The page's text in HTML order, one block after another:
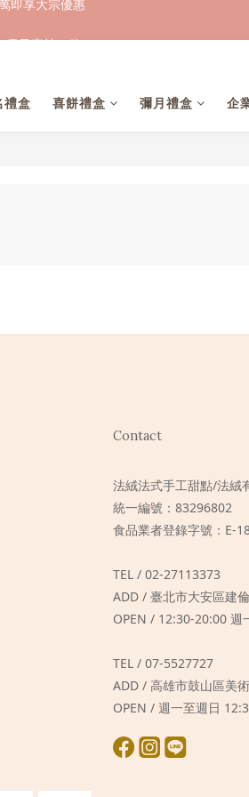
電子喜帖」💖
輸碼現折$100
禮盒 喜餅禮盒 彌月禮盒 企
Contact
法絨法式手工甜點/法絨
統一編號：83296802
食品業者登錄字號：E-
TEL / 02-27113373
ADD / 臺北市大安區建
OPEN / 12:30-20:00 週
TEL / 07-5527727
ADD / 高雄市鼓山區美
OPEN / 週一至週日